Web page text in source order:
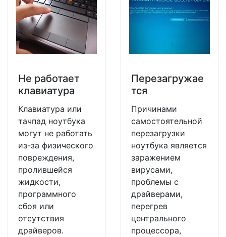
Не работает
клавиатура
Клавиатура или
тачпад ноутбука
могут не работать
из-за физического
повреждения,
пролившейся
жидкости,
программного
сбоя или
отсутствия
драйверов.
Перезагружае
тся
Причинами
самостоятельной
перезагрузки
ноутбука является
заражением
вирусами,
проблемы с
драйверами,
перегрев
центрального
процессора,